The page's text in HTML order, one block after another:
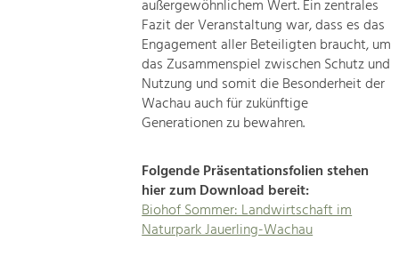
außergewöhnlichem Wert. Ein zentrales
Fazit der Veranstaltung war, dass es das
Engagement aller Beteiligten braucht, um
das Zusammenspiel zwischen Schutz und
Nutzung und somit die Besonderheit der
Wachau auch für zukünftige
Generationen zu bewahren.
Folgende Präsentationsfolien stehen
hier zum Download bereit:
Biohof Sommer: Landwirtschaft im
Naturpark Jauerling-Wachau